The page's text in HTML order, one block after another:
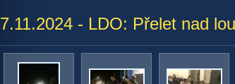
7.11.2024 - LDO: Přelet nad